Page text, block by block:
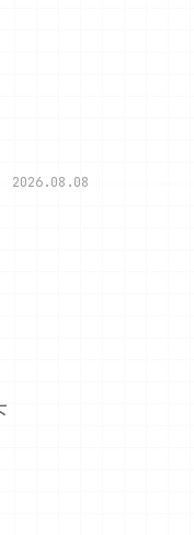
2026.08.08